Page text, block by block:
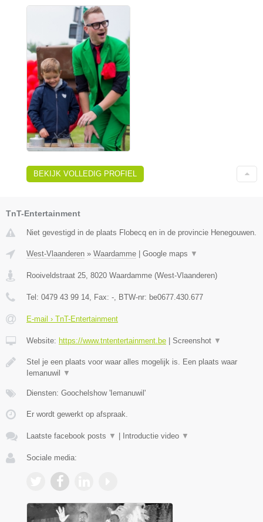
BEKIJK VOLLEDIG PROFIEL
TnT-Entertainment
Niet gevestigd in de plaats Flobecq en in de provincie Henegouwen.
West-Vlaanderen » Waardamme Google maps ▼
Rooiveldstraat 25 8020 Waardamme (West-Vlaanderen)
Tel: 0479 43 99 14 , Fax: - , BTW-nr: be0677.430.677
E-mail › TnT-Entertainment
Website: https://www.tntentertainment.be Screenshot ▼
Stel je een plaats voor waar alles mogelijk is. Een plaats waar
Iemanuwil
▼
Diensten: Goochelshow 'Iemanuwil'
Er wordt gewerkt op afspraak.
Laatste facebook posts ▼ Introductie video ▼
Sociale media: